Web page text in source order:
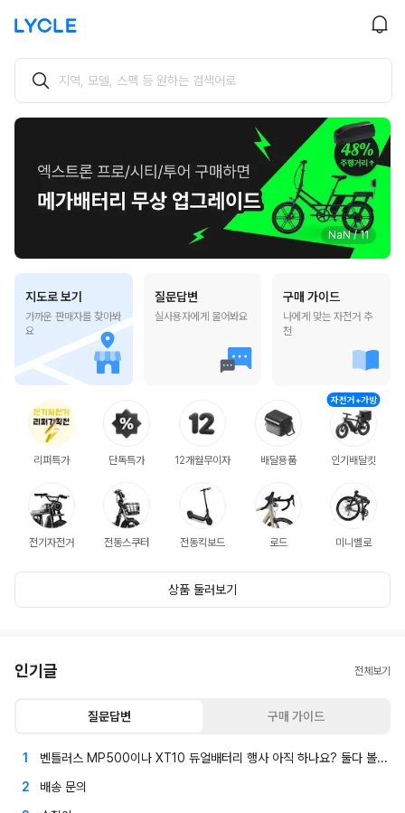
찾고 싶은 자전거가 있나요?
지역, 모델, 스펙 등 원하는 검색어로
쉽고 빠르게 검색해 보세요
NaN / 11
지도로 보기
가까운 판매자를 찾아봐
요
질문답변
실사용자에게 물어봐요
구매 가이드
나에게 맞는 자전거 추
천
리퍼특가 단독특가 12개월무이자 배달용품
자전거+가방
인기배달킷
전기자전거 전동스쿠터 전동킥보드 로드 미니벨로
상품 둘러보기
인기글 전체보기
질문답변 구매 가이드
1
벤틀러스 MP500이나 XT10 듀얼배터리 행사 아직 하나요? 둘다 볼수 있는곳? 있을까요?
2
배송 문의